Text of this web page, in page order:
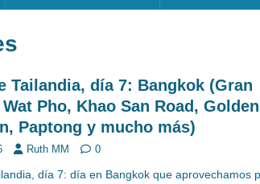
Tailandia, día 7: Bangkok (Gran
Pho, Khao San Road, Golden
Paptong y mucho más)
Ruth MM 0
día 7: día en Bangkok que aprovechamos